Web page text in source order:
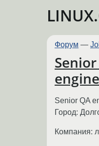
Форум —
Senior QA
Город:
Компания: